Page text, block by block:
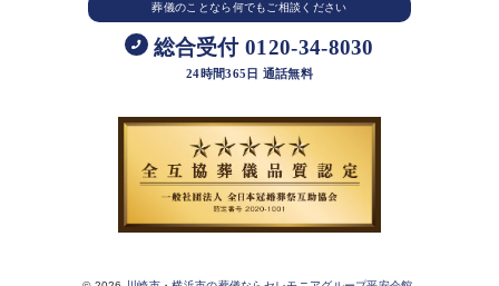
葬儀のことなら何でもご相談ください
総合受付 0120-34-8030
24時間365日 通話無料